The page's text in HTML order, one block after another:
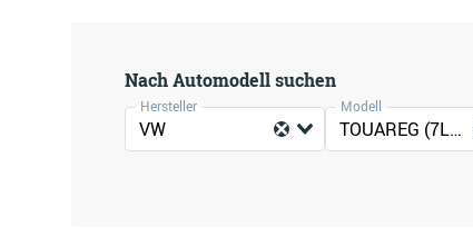
Nach Automodell suchen
Hersteller
VW
Modell
TOUAREG (7LA, 7L6, 7L7)